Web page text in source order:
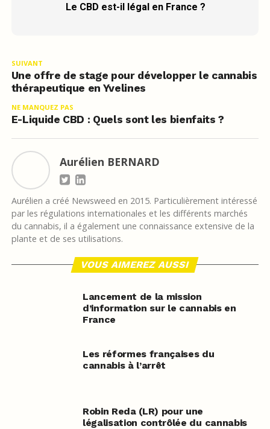
Le CBD est-il légal en France ?
SUIVANT
Une offre de stage pour développer le cannabis
thérapeutique en Yvelines
NE MANQUEZ PAS
E-Liquide CBD : Quels sont les bienfaits ?
Aurélien BERNARD
Aurélien a créé Newsweed en 2015. Particulièrement intéressé
par les régulations internationales et les différents marchés
du cannabis, il a également une connaissance extensive de la
plante et de ses utilisations.
VOUS AIMEREZ AUSSI
Lancement de la mission
d’information sur le cannabis en
France
Les réformes françaises du
cannabis à l’arrêt
Robin Reda (LR) pour une
légalisation contrôlée du cannabis